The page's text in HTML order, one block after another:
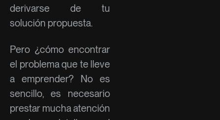
derivarse de tu
solución propuesta.
Pero ¿cómo encontrar
el problema que te lleve
a emprender? No es
sencillo, es necesario
prestar mucha atención